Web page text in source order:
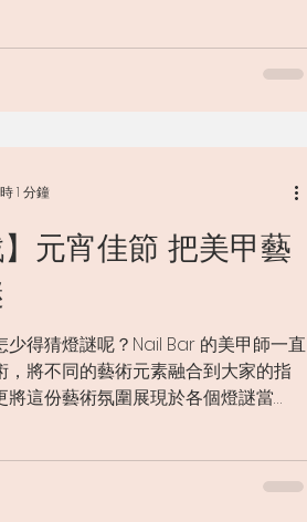
】元宵佳節 把美甲藝
少得猜燈謎呢？Nail Bar 的美甲師一直
，將不同的藝術元素融合到大家的指
將這份藝術氛圍展現於各個燈謎當
1 分鐘